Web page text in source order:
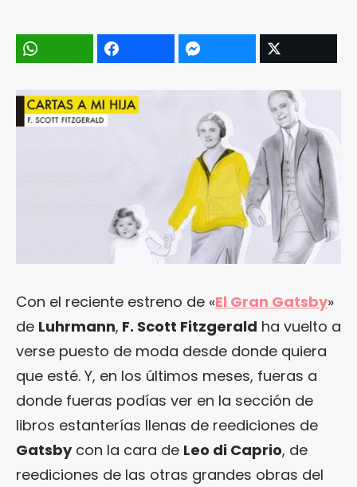
Con el reciente estreno de «El Gran Gatsby»
de Luhrmann, F. Scott Fitzgerald ha vuelto a
verse puesto de moda desde donde quiera
que esté. Y, en los últimos meses, fueras a
donde fueras podías ver en la sección de
libros estanterías llenas de reediciones de
Gatsbycon la cara de Leo di Caprio, de
reediciones de las otras grandes obras del